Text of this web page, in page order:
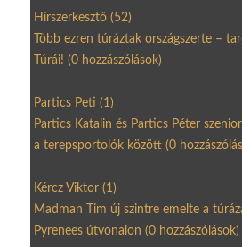
Hírszerkesztő (52)
Több ezren túráztak országszerte –
Túrái! (0 hozzászólások)
Partics Peti (1)
Partics Katalin és Partics Péter
a terepsportolók között (0
Kércz Viktor (1)
Madman Tim új szintre emelte a
Pyrenees útvonalon (0 hozzászólások)